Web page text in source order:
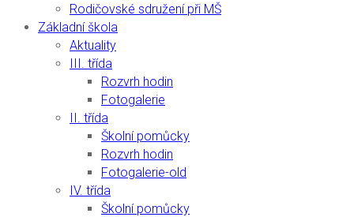
Rodičovské sdružení při MŠ
Základní škola
Aktuality
III. třída
Rozvrh hodin
Fotogalerie
II. třída
Školní pomůcky
Rozvrh hodin
Fotogalerie-old
IV. třída
Školní pomůcky